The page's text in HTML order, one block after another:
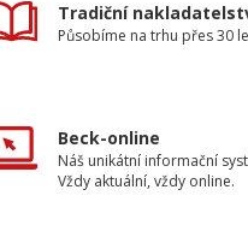
Tradiční
Působíme na trhu přes 30
Beck-online
Náš unikátní informační
Vždy aktuální, vždy online.